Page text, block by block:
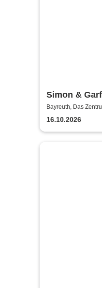
Simon &
meets
Graceland
Bayreuth, Das
16.10.2026